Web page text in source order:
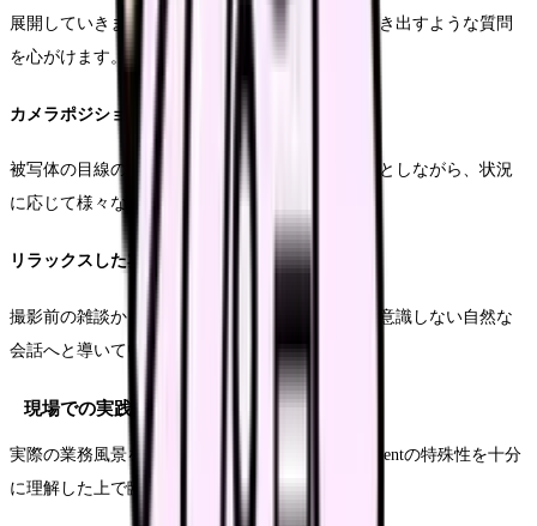
展開していきます。特に具体的なエピソードを引き出すような質問
を心がけます。
カメラポジションの工夫
被写体の目線の高さに合わせたカメラ位置を基本としながら、状況
に応じて様々なアングルを使い分けます。
リラックスした雰囲気づくり
撮影前の雑談から始めることで、徐々にカメラを意識しない自然な
会話へと導いていきます。
現場での実践的な撮影手法
実際の業務風景を撮影する際は、medical environmentの特殊性を十分
に理解した上で臨むことが重要です。